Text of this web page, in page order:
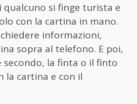
qualcuno si finge turista e
con la cartina in mano.
informazioni,
sopra al telefono. E poi,
secondo, la finta o il finto
la cartina e con il